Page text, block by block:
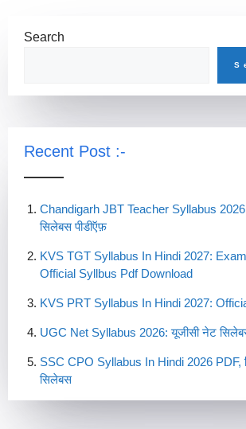
Search
Recent Post :-
Chandigarh JBT Teacher Syllabus 2026
सिलेबस पीडीऍफ़
KVS TGT Syllabus In Hindi 2027:
Official Syllbus Pdf Download
KVS PRT Syllabus In Hindi 2027:
UGC Net Syllabus 2026: यूजीसी नेट
SSC CPO Syllabus In Hindi 2026 PDF,
सिलेबस